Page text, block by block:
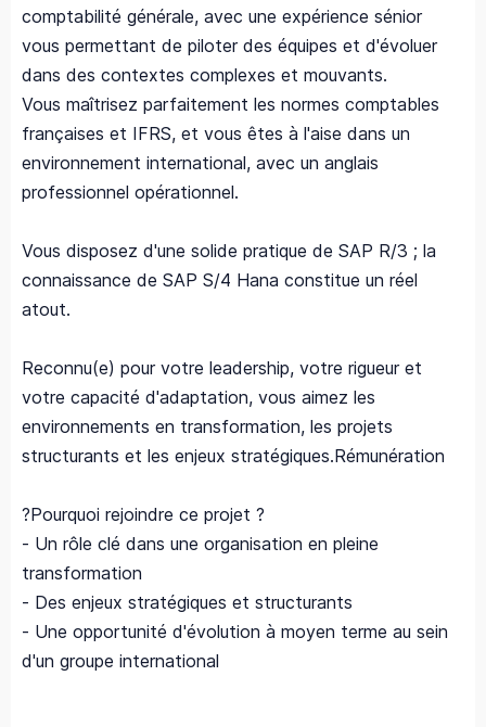
comptabilité générale, avec une expérience sénior
vous permettant de piloter des équipes et d'évoluer
dans des contextes complexes et mouvants.
Vous maîtrisez parfaitement les normes comptables
françaises et IFRS, et vous êtes à l'aise dans un
environnement international, avec un anglais
professionnel opérationnel.
Vous disposez d'une solide pratique de SAP R/3 ; la
connaissance de SAP S/4 Hana constitue un réel
atout.
Reconnu(e) pour votre leadership, votre rigueur et
votre capacité d'adaptation, vous aimez les
environnements en transformation, les projets
structurants et les enjeux stratégiques.Rémunération
?Pourquoi rejoindre ce projet ?
- Un rôle clé dans une organisation en pleine
transformation
- Des enjeux stratégiques et structurants
- Une opportunité d'évolution à moyen terme au sein
d'un groupe international